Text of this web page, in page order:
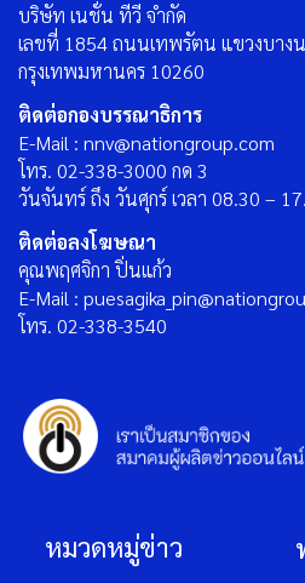
บริษัท เนชั่น ทีวี จำกัด
เลขที่ 1854 ถนนเทพรัตน แขวงบาง
กรุงเทพมหานคร 10260
ติดต่อกองบรรณาธิการ
E-Mail : nnv@nationgroup.com
โทร. 02-338-3000 กด 3
วันจันทร์ ถึง วันศุกร์ เวลา 08.30 –
ติดต่อลงโฆษณา
คุณพฤศจิกา ปิ่นแก้ว
E-Mail :
โทร. 02-338-3540
หมวดหมู่ข่าว